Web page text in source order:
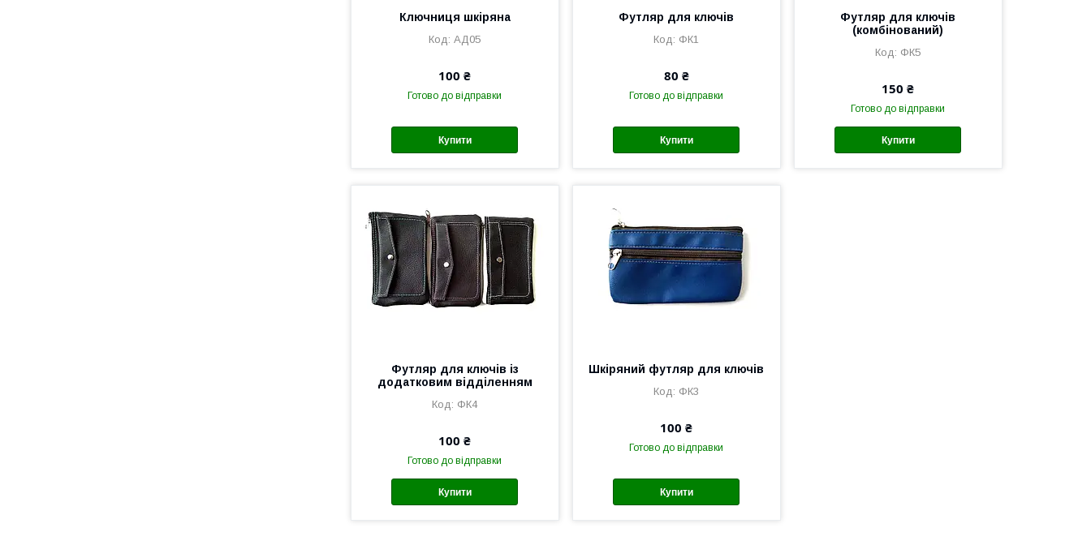
Ключниця шкіряна
АД05
100 ₴
Готово до відправки
Купити
Футляр для ключів
ФК1
80 ₴
Готово до відправки
Купити
Футляр для ключів
(комбінований)
ФК5
150 ₴
Готово до відправки
Купити
Футляр для ключів із
додатковим відділенням
ФК4
100 ₴
Готово до відправки
Купити
Шкіряний футляр для ключів
ФК3
100 ₴
Готово до відправки
Купити